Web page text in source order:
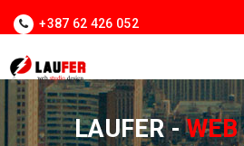
+387 62 426 052
LAUFER -